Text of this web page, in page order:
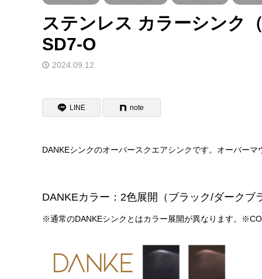
ステンレス カラーシンク
SD7-O
2024.09.12
LINE note
DANKEシンクのオーバースクエアシンクです。オーバー
DANKEカラー：2色展開（ブラック/ダークブ
※通常のDANKEシンクとはカラー展開が異なります。